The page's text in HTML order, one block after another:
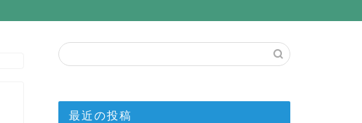
最近の投稿